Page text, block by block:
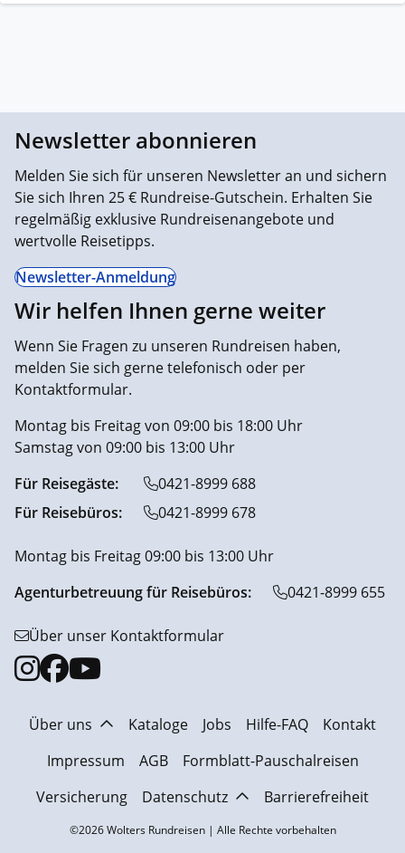
Newsletter abonnieren
Melden Sie sich für unseren Newsletter an und sichern
Sie sich Ihren 25 € Rundreise-Gutschein. Erhalten Sie
regelmäßig exklusive Rundreisenangebote und
wertvolle Reisetipps.
Newsletter-Anmeldung
Wir helfen Ihnen gerne weiter
Wenn Sie Fragen zu unseren Rundreisen haben,
melden Sie sich gerne telefonisch oder per
Kontaktformular.
Montag bis Freitag von 09:00 bis 18:00 Uhr
Samstag von 09:00 bis 13:00 Uhr
Für Reisegäste:
0421-8999 688
Für Reisebüros:
0421-8999 678
Montag bis Freitag 09:00 bis 13:00 Uhr
Agenturbetreuung für Reisebüros:
0421-8999 655
Über unser Kontaktformular
Über uns Kataloge Jobs Hilfe-FAQ
Kontakt
Impressum
AGB
Formblatt-Pauschalreisen
Versicherung
Datenschutz Barrierefreiheit
©2026 Wolters Rundreisen | Alle Rechte vorbehalten